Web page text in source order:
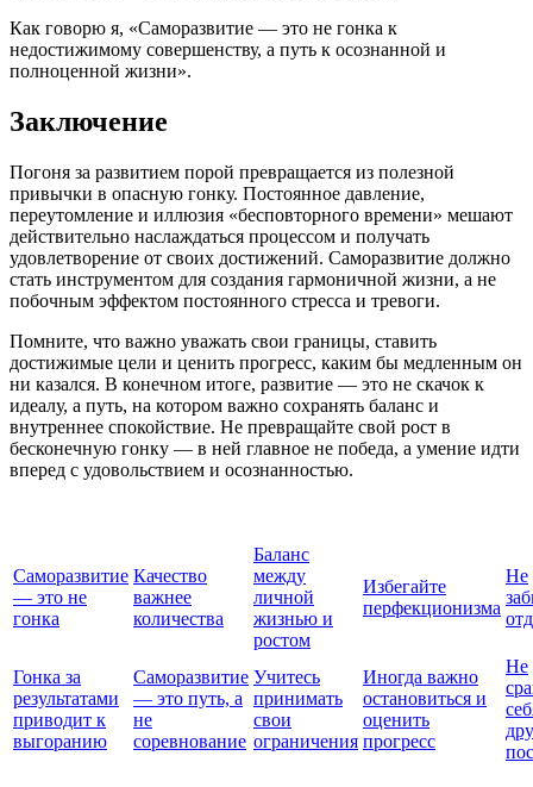
Как говорю я, «Саморазвитие — это не гонка к
недостижимому совершенству, а путь к осознанной и
полноценной жизни».
Заключение
Погоня за развитием порой превращается из полезной
привычки в опасную гонку. Постоянное давление,
переутомление и иллюзия «бесповторного времени» мешают
действительно наслаждаться процессом и получать
удовлетворение от своих достижений. Саморазвитие должно
стать инструментом для создания гармоничной жизни, а не
побочным эффектом постоянного стресса и тревоги.
Помните, что важно уважать свои границы, ставить
достижимые цели и ценить прогресс, каким бы медленным он
ни казался. В конечном итоге, развитие — это не скачок к
идеалу, а путь, на котором важно сохранять баланс и
внутреннее спокойствие. Не превращайте свой рост в
бесконечную гонку — в ней главное не победа, а умение идти
вперед с удовольствием и осознанностью.
Саморазвитие
— это не
гонка
Качество
важнее
количества
Баланс
между
личной
жизнью и
ростом
Избегайте
перфекционизма
Не
Гонка за
результатами
приводит к
выгоранию
Саморазвитие
— это путь, а
не
соревнование
Учитесь
принимать
свои
ограничения
Иногда важно
остановиться и
оценить
прогресс
Не